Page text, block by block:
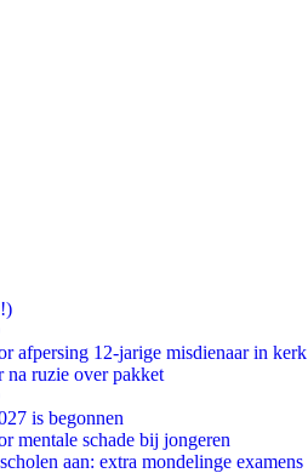
afpersing 12-jarige misdienaar in kerk
na ruzie over pakket
is begonnen
mentale schade bij jongeren
aan: extra mondelinge examens